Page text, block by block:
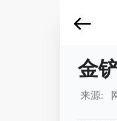
金
来源: